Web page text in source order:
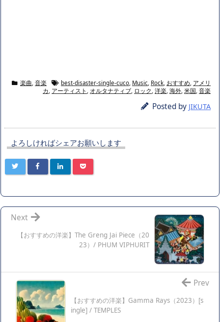
楽曲, 音楽 best-disaster-single-cuco, Music, Rock, おすすめ, アメリ
カ , アーティスト , オルタナティブ, ロック , 洋楽, 海外, 米国, 音楽
Posted by JIKUTA
よろしければシェアお願いします
【おすすめの洋楽】The Greng Jai Piece（20
23）/ PHUM VIPHURIT
Next
【おすすめの洋楽】Gamma Rays（2023）[s
ingle] / TEMPLES
Prev